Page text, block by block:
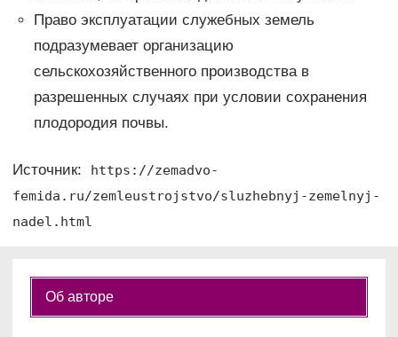
Право эксплуатации служебных земель
подразумевает организацию
сельскохозяйственного производства в
разрешенных случаях при условии сохранения
плодородия почвы.
Источник:
https://zemadvo-
femida.ru/zemleustrojstvo/sluzhebnyj-zemelnyj-
nadel.html
Об авторе